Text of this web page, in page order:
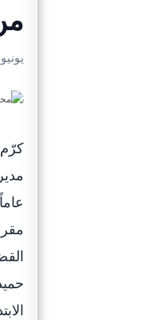
يونيو 19, 2025